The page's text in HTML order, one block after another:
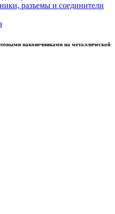
разъемы и соединители
наконечниками на металлической